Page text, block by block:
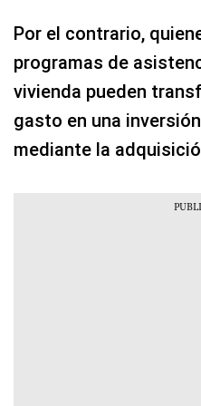
Por el contrario,
programas de
vivienda pueden
gasto en una
mediante la